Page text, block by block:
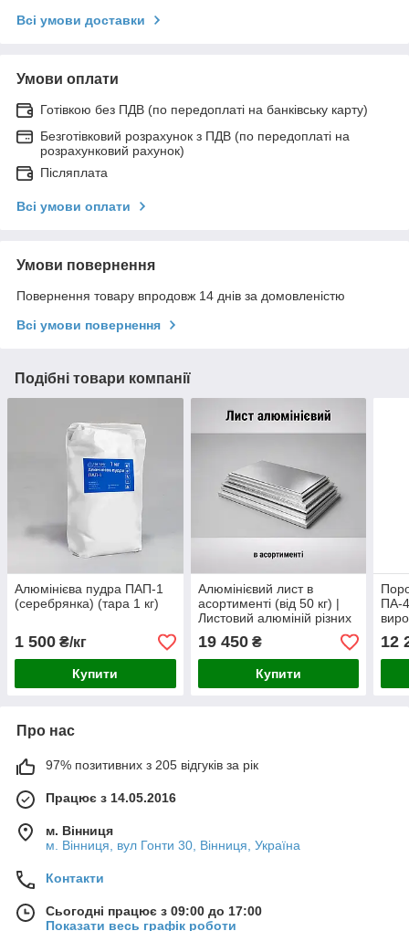
Всі умови доставки
Умови оплати
Готівкою без ПДВ (по передоплаті на банківську карту)
Безготівковий розрахунок з ПДВ (по передоплаті на
розрахунковий рахунок)
Післяплата
Всі умови оплати
Умови повернення
Повернення товару впродовж 14 днів за домовленістю
Всі умови повернення
Подібні товари компанії
Алюмінієва пудра ПАП-1
(серебрянка) (тара 1 кг)
1 500 ₴/кг
Купити
Алюмінієвий лист в
асортименті (від 50 кг) |
Листовий алюміній різних
розмірів та товщин
19 450₴
Купити
ПА-
12
Про нас
97% позитивних з 205 відгуків за рік
Працює з 14.05.2016
м. Вінниця
м. Вінниця, вул Гонти 30, Вінниця, Україна
Контакти
Сьогодні працює з 09:00 до 17:00
Показати весь графік роботи